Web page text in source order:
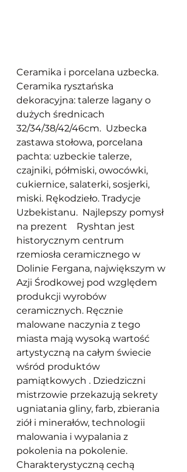
Ceramika i porcelana uzbecka.
Ceramika rysztańska
dekoracyjna: talerze lagany o
dużych średnicach
32/34/38/42/46cm.  Uzbecka
zastawa stołowa, porcelana
pachta: uzbeckie talerze,
czajniki, półmiski, owocówki,
cukiernice, salaterki, sosjerki,
miski. Rękodzieło. Tradycje
Uzbekistanu.  Najlepszy pomysł
na prezent    Ryshtan jest
historycznym centrum
rzemiosła ceramicznego w
Dolinie Fergana, największym w
Azji Środkowej pod względem
produkcji wyrobów
ceramicznych. Ręcznie
malowane naczynia z tego
miasta mają wysoką wartość
artystyczną na całym świecie
wśród produktów
pamiątkowych . Dziedziczni
mistrzowie przekazują sekrety
ugniatania gliny, farb, zbierania
ziół i minerałów, technologii
malowania i wypalania z
pokolenia na pokolenie.
Charakterystyczną cechą